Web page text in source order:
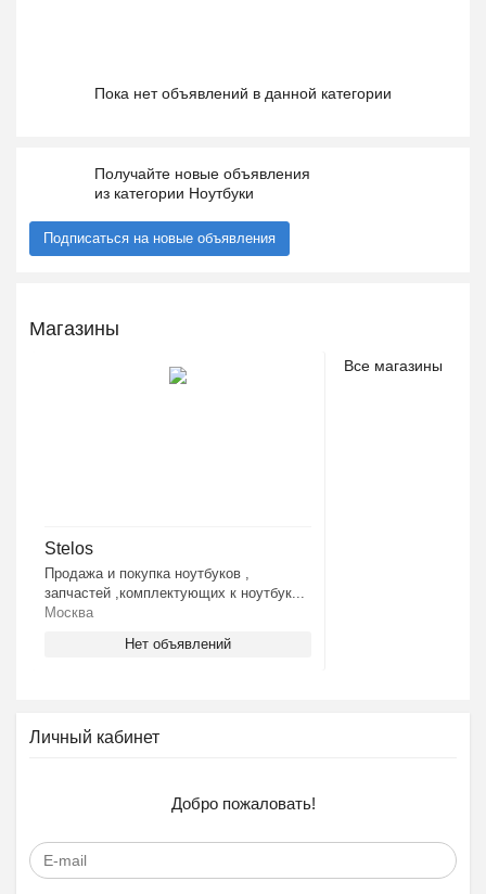
Пока нет объявлений в данной категории
Получайте новые объявления
из категории Ноутбуки
Подписаться на новые объявления
Магазины
Все магазины
Stelos
Продажа и покупка ноутбуков ,
запчастей ,комплектующих к ноутбук...
Москва
Нет объявлений
Личный кабинет
Добро пожаловать!